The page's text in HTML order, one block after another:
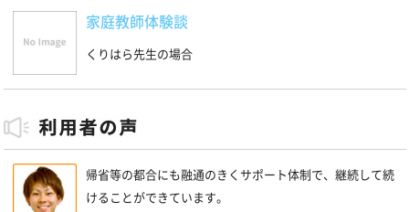
家庭教師体験談
くりはら先生の場合
帰省等の都合にも融通のきくサポート体制で、継続して続
けることができています。